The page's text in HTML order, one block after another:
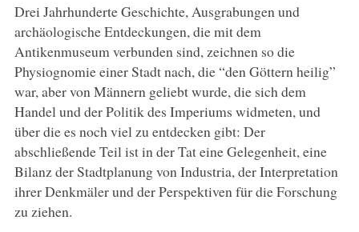
Drei Jahrhunderte Geschichte, Ausgrabungen und
archäologische Entdeckungen, die mit dem
Antikenmuseum verbunden sind, zeichnen so die
Physiognomie einer Stadt nach, die “den Göttern heilig”
war, aber von Männern geliebt wurde, die sich dem
Handel und der Politik des Imperiums widmeten, und
über die es noch viel zu entdecken gibt: Der
abschließende Teil ist in der Tat eine Gelegenheit, eine
Bilanz der Stadtplanung von Industria, der Interpretation
ihrer Denkmäler und der Perspektiven für die Forschung
zu ziehen.